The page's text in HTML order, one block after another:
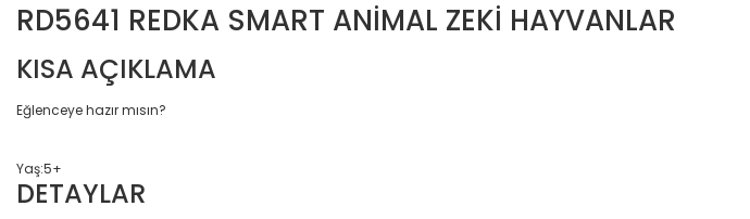
RD5641 REDKA SMART ANİMAL ZEKİ HAYVANLAR
KISA AÇIKLAMA
Eğlenceye hazır mısın?
Yaş:5+
DETAYLAR